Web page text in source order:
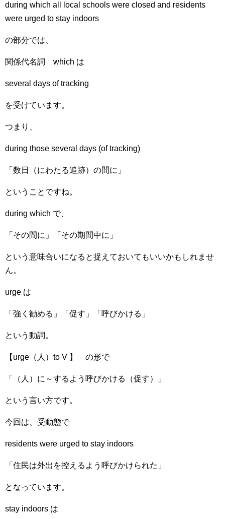
during which all local schools were closed and residents
were urged to stay indoors
の部分では、
関係代名詞 which は
several days of tracking
を受けています。
つまり、
during those several days (of tracking)
「数日（にわたる追跡）の間に」
ということですね。
during which で、
「その間に」「その期間中に」
という意味合いになると捉えておいてもいいかもしれませ
ん。
urge は
「強く勧める」「促す」「呼びかける」
という動詞。
【urge（人）to V 】 の形で
「（人）に～するよう呼びかける（促す）」
という言い方です。
今回は、受動態で
residents were urged to stay indoors
「住民は外出を控えるよう呼びかけられた」
となっています。
stay indoors は